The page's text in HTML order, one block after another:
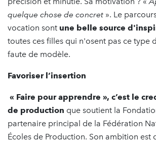
quelque chose de concret ». Le
vocation sont une belle source
toutes ces filles qui n'osent pas ce type
faute de modèle.
Favoriser l’insertion
« Faire pour apprendre », c’est le
de production que soutient la
partenaire principal de la Fédération
Écoles de Production. Son ambition est